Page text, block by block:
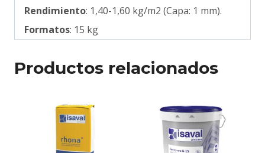
Rendimiento: 1,40-1,60 kg/m2 (Capa: 1 mm).
Formatos: 15 kg
Productos relacionados